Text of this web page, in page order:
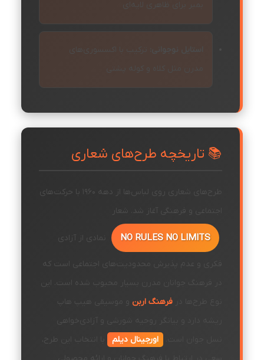
ترکیب با اکسسوری‌های
📚 تاریخچه طرح‌های شعاری
طرح‌های شعاری روی لباس‌ها از دهه 1960 با حرکت‌های
اجتماعی و فرهنگی آغاز شد. شعار
NO RULES NO LIMITS نمادی از آزادی
فکری و عدم پذیرش محدودیت‌های اجتماعی است که
در فرهنگ جوانان مدرن بسیار محبوب شده است. این
فرهنگ اربن و موسیقی هیپ هاپ
ریشه دارد و بیانگر روحیه شورشی و آزادی‌خواهی
اورجینال دیلم